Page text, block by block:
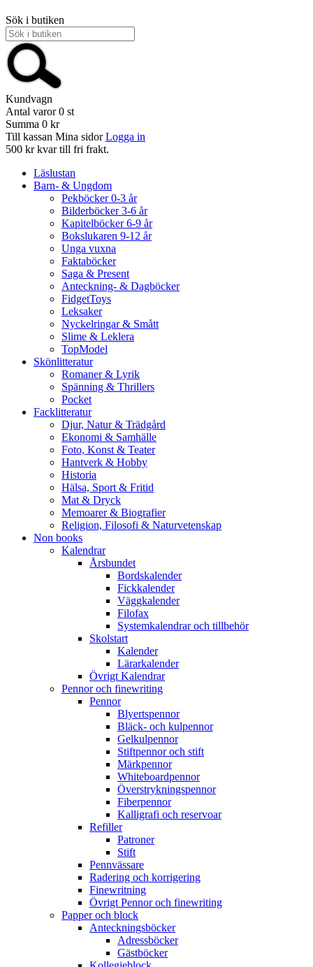
Sök i butiken
Kundvagn
Antal varor 0 st
Summa 0 kr
Till kassan Mina sidor Logga in
500 kr kvar till fri frakt.
Läslustan
Barn- & Ungdom
Pekböcker 0-3 år
Bilderböcker 3-6 år
Kapitelböcker 6-9 år
Bokslukaren 9-12 år
Unga vuxna
Faktaböcker
Saga & Present
Anteckning- & Dagböcker
FidgetToys
Leksaker
Nyckelringar & Smått
Slime & Leklera
TopModel
Skönlitteratur
Romaner & Lyrik
Spänning & Thrillers
Pocket
Facklitteratur
Djur, Natur & Trädgård
Ekonomi & Samhälle
Foto, Konst & Teater
Hantverk & Hobby
Historia
Hälsa, Sport & Fritid
Mat & Dryck
Memoarer & Biografier
Religion, Filosofi & Naturvetenskap
Non books
Kalendrar
Årsbundet
Bordskalender
Fickkalender
Väggkalender
Filofax
Systemkalendrar och tillbehör
Skolstart
Kalender
Lärarkalender
Övrigt Kalendrar
Pennor och finewriting
Pennor
Blyertspennor
Bläck- och kulpennor
Gelkulpennor
Stiftpennor och stift
Märkpennor
Whiteboardpennor
Överstrykningspennor
Fiberpennor
Kalligrafi och reservoar
Refiller
Patroner
Stift
Pennvässare
Radering och korrigering
Finewritning
Övrigt Pennor och finewriting
Papper och block
Anteckningsböcker
Adressböcker
Gästböcker